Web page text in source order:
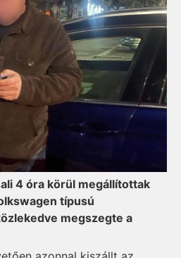
4 óra körül megállítottak
típusú
megszegte a